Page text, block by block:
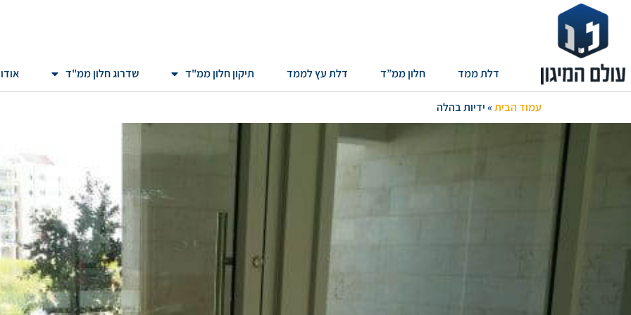
דלת ממד חלון ממ”ד דלת עץ לממד תיקון חלון ממ"ד שדרוג חלון ממ"ד
עמוד הבית»ידיות בהלה